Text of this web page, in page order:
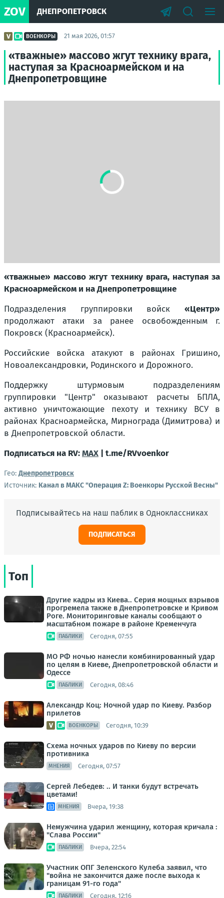
ZOV ДНЕПРОПЕТРОВСК
ВОЕНКОРЫ 21 мая 2026, 01:57
«тважные» массово жгут технику врага,
наступая за Красноармейском и на
Днепропетровщине
«тважные» массово жгут технику врага, наступая за
Красноармейском и на Днепропетровщине
Подразделения группировки войск «Центр»
продолжают атаки за ранее освобожденным г.
Покровск (Красноармейск).
Российские войска атакуют в районах Гришино,
Новоалександровки, Родинского и Дорожного.
Поддержку штурмовым подразделениям
группировки "Центр" оказывают расчеты БПЛА,
активно уничтожающие пехоту и технику ВСУ в
районах Красноармейска, Мирнограда (Димитрова) и
в Днепропетровской области.
Подписаться на RV:MAX | t.me/RVvoenkor
Гео:Днепропетровск
Источник: Канал в МАКС "Операция Z: Военкоры Русской Весны"
Подписывайтесь на наш паблик в Одноклассниках
ПОДПИСАТЬСЯ
Топ
Другие кадры из Киева.. Серия мощных взрывов
прогремела также в Днепропетровске и Кривом
Роге. Мониторинговые каналы сообщают о
масштабном пожаре в районе Кременчуга
ПАБЛИКИ Сегодня, 07:55
МО РФ ночью нанесли комбинированный удар
по целям в Киеве, Днепропетровской области и
Одессе
ПАБЛИКИ Сегодня, 08:46
Александр Коц: Ночной удар по Киеву. Разбор
прилетов
ВОЕНКОРЫ Сегодня, 10:39
Схема ночных ударов по Киеву по версии
противника
МНЕНИЯ Сегодня, 07:57
Сергей Лебедев: .. И танки будут встречать
цветами!
МНЕНИЯ Вчера, 19:38
Немужчина ударил женщину, которая кричала :
"Слава России"
ПАБЛИКИ Вчера, 22:54
Участник ОПГ Зеленского Кулеба заявил, что
"война не закончится даже после выхода к
границам 91-го года"
ПАБЛИКИ Сегодня, 12:16